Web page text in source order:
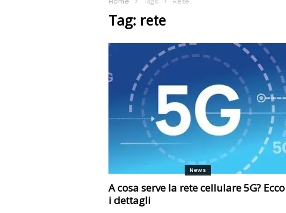
Tag: rete
News
A cosa serve la rete cellulare 5G? Ecco
i dettagli